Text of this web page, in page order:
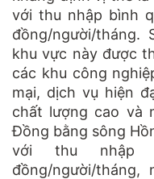
với thu nhập bình
đồng/người/tháng.
khu vực này được
các khu công
mại, dịch vụ hiện
chất lượng cao và
Đồng bằng sông
với thu nhập
đồng/người/